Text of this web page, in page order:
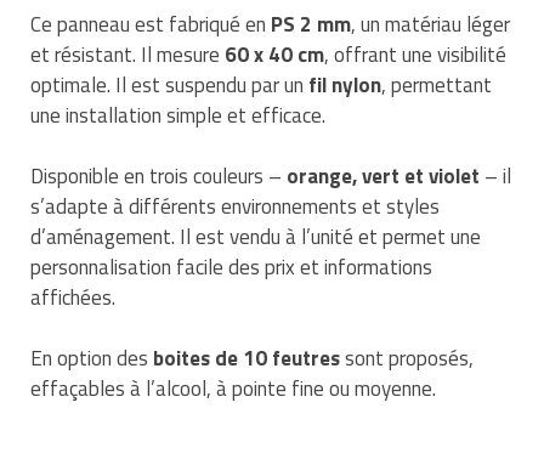
Tuyau galvanisé
Tuyau renforcé
Ventilateurs et aération d'atelier
Jeu gymnique
Loisirs
Matériel de fitness
Matériel de musculation
Vêtement sportif
Réchaud professionnel
Réfrigérateur professionnel
Restauration foraine
Robinetterie professionnelle
Rôtisserie professionnelle
Sautause professionnelle
Table de cuisson professionnelle
Ce panneau est fabriqué en PS 2 mm, un matériau léger
et résistant. Il mesure 60 x 40 cm, offrant une visibilité
optimale. Il est suspendu par un fil nylon, permettant
une installation simple et efficace.
Disponible en trois couleurs – orange, vert et violet – il
s’adapte à différents environnements et styles
d’aménagement. Il est vendu à l’unité et permet une
personnalisation facile des prix et informations
affichées.
En option des boites de 10 feutressont proposés,
effaçables à l’alcool, à pointe fine ou moyenne.